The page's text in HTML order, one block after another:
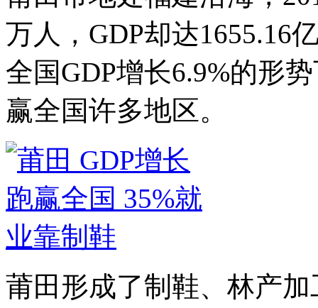
万人，GDP却达1655.16
全国GDP增长6.9%的形
赢全国许多地区。
莆田形成了制鞋、林产